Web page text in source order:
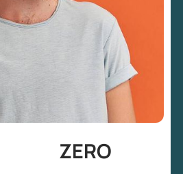
ZERO